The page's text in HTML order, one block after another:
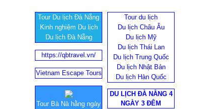
Tour Du lịch Đà Nẵng
Kinh nghiệm Du lịch
Du lịch Đà Nẵng
Tour du lịch
Du lịch Châu Âu
Du lịch Mỹ
Du lịch Thái Lan
Du lịch Trung Quốc
Du lịch Nhật Bản
Du lịch Hàn Quốc
https://qbtravel.vn/
Vietnam Escape Tours
Tour Bà Nà hằng ngày
DU LỊCH ĐÀ NẴNG 4
NGÀY 3 ĐÊM